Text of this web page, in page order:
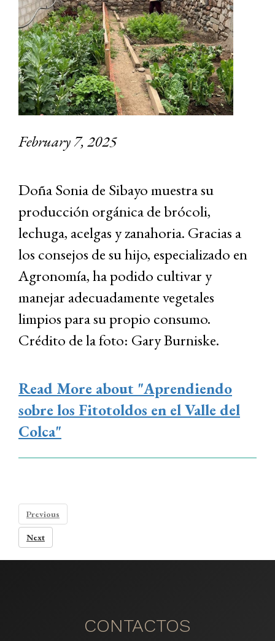
February 7, 2025
Doña Sonia de Sibayo muestra su
producción orgánica de brócoli,
lechuga, acelgas y zanahoria. Gracias a
los consejos de su hijo, especializado en
Agronomía, ha podido cultivar y
manejar adecuadamente vegetales
limpios para su propio consumo.
Crédito de la foto: Gary Burniske.
Read More about "Aprendiendo
sobre los Fitotoldos en el Valle del
Colca"
Previous
Next
CONTACTOS